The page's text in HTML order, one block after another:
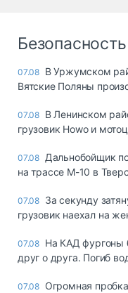
07.08 В Уржумском
Вятские Поляны
07.08 В Ленинском
грузовик Howo и
07.08 Дальнобойщик
на трассе М-10 в
07.08 За секунду
грузовик наехал на
07.08 На КАД фургоны
друг о друга. Погиб
07.08 Огромная